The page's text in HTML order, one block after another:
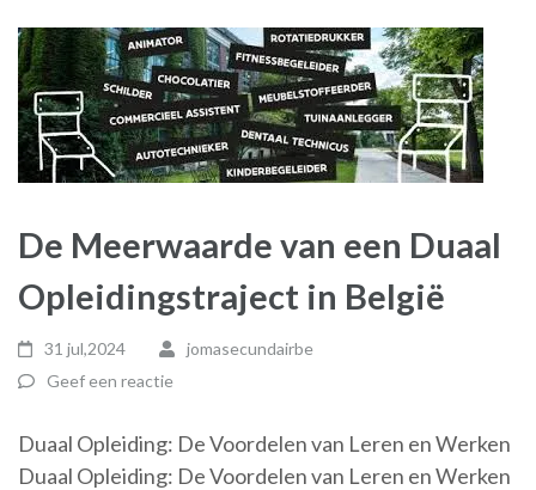
De Meerwaarde van een Duaal
Opleidingstraject in België
31 jul,2024
jomasecundairbe
Geef een reactie
Duaal Opleiding: De Voordelen van Leren en Werken
Duaal Opleiding: De Voordelen van Leren en Werken